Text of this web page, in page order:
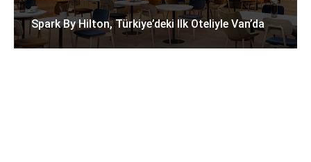
Spark By Hilton, Türkiye’deki Ilk Oteliyle Van’da